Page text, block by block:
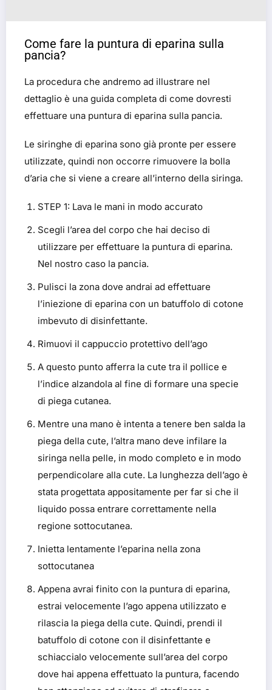
Come fare la puntura di eparina sulla
pancia?
La procedura che andremo ad illustrare nel
dettaglio è una guida completa di come dovresti
effettuare una puntura di eparina sulla pancia.
Le siringhe di eparina sono già pronte per essere
utilizzate, quindi non occorre rimuovere la bolla
d’aria che si viene a creare all’interno della siringa.
STEP 1: Lava le mani in modo accurato
Scegli l’area del corpo che hai deciso di
utilizzare per effettuare la puntura di eparina.
Nel nostro caso la pancia.
Pulisci la zona dove andrai ad effettuare
l’iniezione di eparina con un batuffolo di cotone
imbevuto di disinfettante.
Rimuovi il cappuccio protettivo dell’ago
A questo punto afferra la cute tra il pollice e
l’indice alzandola al fine di formare una specie
di piega cutanea.
Mentre una mano è intenta a tenere ben salda la
piega della cute, l’altra mano deve infilare la
siringa nella pelle, in modo completo e in modo
perpendicolare alla cute. La lunghezza dell’ago è
stata progettata appositamente per far si che il
liquido possa entrare correttamente nella
regione sottocutanea.
Inietta lentamente l’eparina nella zona
sottocutanea
Appena avrai finito con la puntura di eparina,
estrai velocemente l’ago appena utilizzato e
rilascia la piega della cute. Quindi, prendi il
batuffolo di cotone con il disinfettante e
schiaccialo velocemente sull’area del corpo
dove hai appena effettuato la puntura, facendo